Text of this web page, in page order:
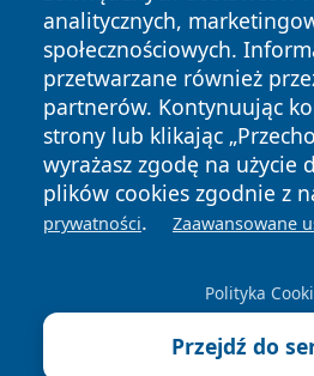
analitycznych,
społecznościowych.
przetwarzane również
partnerów. Kontynuując
strony lub klikając
wyrażasz zgodę na użycie
plików cookies zgodnie z
prywatności. Zaawansowane
Polityka
Przejdź do
Copyright © 2026 wrotatarnowa.pl
zastrzeżone.
News Autorzy
Polityka
Prywatności